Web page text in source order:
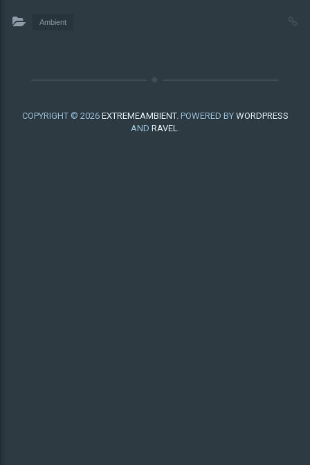
Ambient
COPYRIGHT © 2026 EXTREMEAMBIENT. POWERED BY WORDPRESS
AND RAVEL.